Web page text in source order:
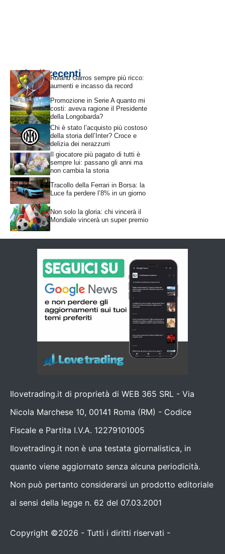
Articoli recentiRoland Garros sempre più ricco:
aumenti e incasso da record
Promozione in Serie A quanto mi
costi: aveva ragione il Presidente
della Longobarda?
Chi è stato l’acquisto più costoso
della storia dell’Inter? Croce e
delizia dei nerazzurri
Il giocatore più pagato di tutti è
sempre lui: passano gli anni ma
non cambia la storia
Tracollo della Ferrari in Borsa: la
Luce fa perdere l’8% in un giorno
Non solo la gloria: chi vincerà il
Mondiale vincerà un super premio
Ilovetrading.it di proprietà di WEB 365 SRL - Via
Nicola Marchese 10, 00141 Roma (RM) - Codice
Fiscale e Partita I.V.A. 12279101005
Ilovetrading.it non è una testata giornalistica, in
quanto viene aggiornato senza alcuna periodicità.
Non può pertanto considerarsi un prodotto editoriale
ai sensi della legge n. 62 del 07.03.2001
Copyright ©2026 - Tutti i diritti riservati -